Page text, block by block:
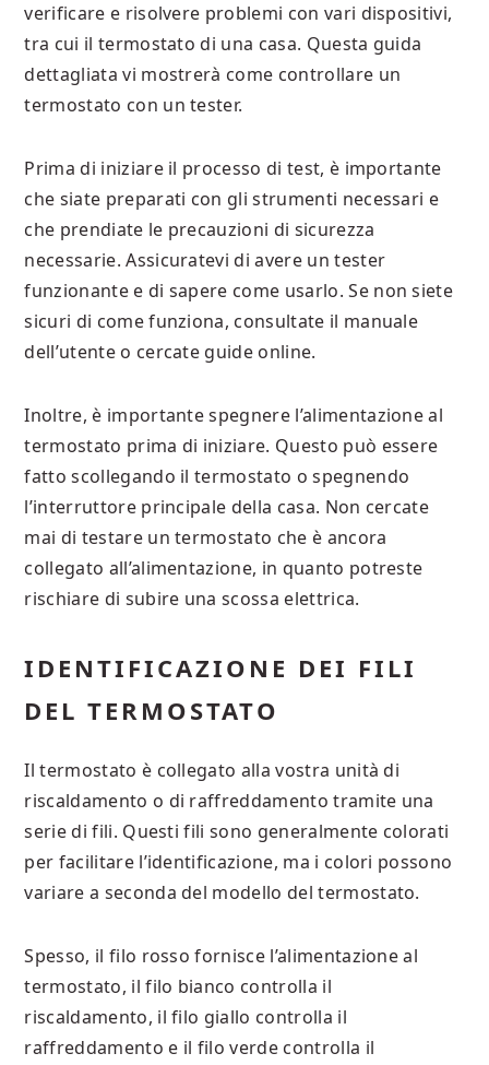
verificare e risolvere problemi con vari dispositivi,
tra cui il termostato di una casa. Questa guida
dettagliata vi mostrerà come controllare un
termostato con un tester.
Prima di iniziare il processo di test, è importante
che siate preparati con gli strumenti necessari e
che prendiate le precauzioni di sicurezza
necessarie. Assicuratevi di avere un tester
funzionante e di sapere come usarlo. Se non siete
sicuri di come funziona, consultate il manuale
dell’utente o cercate guide online.
Inoltre, è importante spegnere l’alimentazione al
termostato prima di iniziare. Questo può essere
fatto scollegando il termostato o spegnendo
l’interruttore principale della casa. Non cercate
mai di testare un termostato che è ancora
collegato all’alimentazione, in quanto potreste
rischiare di subire una scossa elettrica.
IDENTIFICAZIONE DEI FILI
DEL TERMOSTATO
Il termostato è collegato alla vostra unità di
riscaldamento o di raffreddamento tramite una
serie di fili. Questi fili sono generalmente colorati
per facilitare l’identificazione, ma i colori possono
variare a seconda del modello del termostato.
Spesso, il filo rosso fornisce l’alimentazione al
termostato, il filo bianco controlla il
riscaldamento, il filo giallo controlla il
raffreddamento e il filo verde controlla il